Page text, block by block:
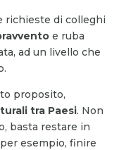
richieste di colleghi
e ruba
ad un livello che
proposito,
tra Paesi. Non
basta restare in
esempio, finire